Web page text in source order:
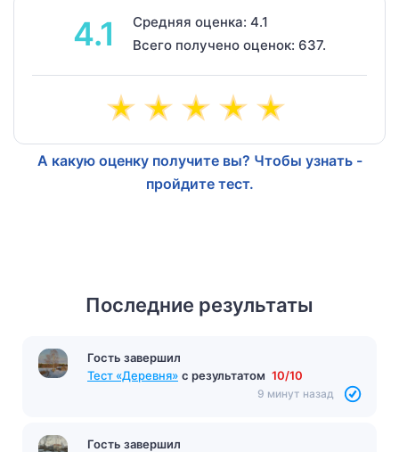
4.1
Средняя оценка: 4.1
Всего получено оценок: 637.
А какую оценку получите вы? Чтобы узнать -
пройдите тест.
Последние результаты
Гость завершил
Тест «Деревня» с результатом 10/10
9 минут назад
Гость завершил